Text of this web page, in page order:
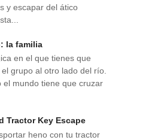
y escapar del ático
la familia
en el que tienes que
grupo al otro lado del río.
el mundo tiene que cruzar
Tractor Key Escape
heno con tu tractor